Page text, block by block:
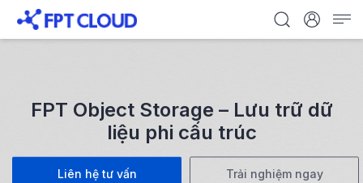
FPT Object Storage – Lưu trữ dữ
liệu phi cấu trúc
Liên hệ tư vấn Trải nghiệm ngay